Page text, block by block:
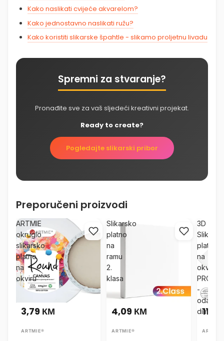
Kako naslikati cvijeće akvarelom?
Kako jednostavno naslikati ružu?
Kako koristiti slikarske špahtle - slikamo proljetnu livadu
Spremni za stvaranje?
Pronađite sve za vaš sljedeći kreativni projekat.
Ready to create?
Pogledajte slikarski pribor
Preporučeni proizvodi
ARTMIE
okruglo
slikarsko
platno
na
okviru
3,79 КМ
ARTMIE®
Slikarsko
platno
na
ramu
2.
klasa
4,09 КМ
ARTMIE®
3D
platno
na
okviru
PROFI
-